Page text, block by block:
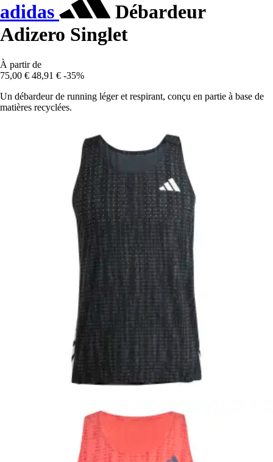
adidas
Débardeur
Adizero Singlet
À partir de
75,00 € 48,91 € -35%
Un débardeur de running léger et respirant, conçu en partie à base de
matières recyclées.